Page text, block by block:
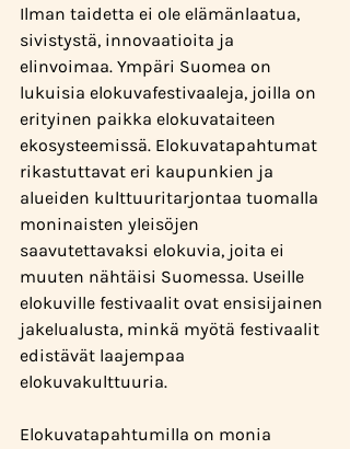
Ilman taidetta ei ole elämänlaatua,
sivistystä, innovaatioita ja
elinvoimaa. Ympäri Suomea on
lukuisia elokuvafestivaaleja, joilla on
erityinen paikka elokuvataiteen
ekosysteemissä. Elokuvatapahtumat
rikastuttavat eri kaupunkien ja
alueiden kulttuuritarjontaa tuomalla
moninaisten yleisöjen
saavutettavaksi elokuvia, joita ei
muuten nähtäisi Suomessa. Useille
elokuville festivaalit ovat ensisijainen
jakelualusta, minkä myötä festivaalit
edistävät laajempaa
elokuvakulttuuria.
Elokuvatapahtumilla on monia